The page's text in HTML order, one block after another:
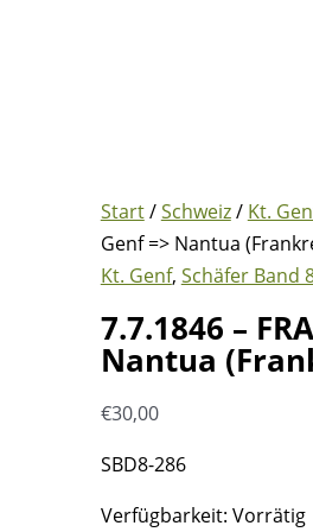
Start/Schweiz/ Kt.
Genf => Nantua
Kt. Genf, Schäfer Band
7.7.1846 –
Nantua
€30,00
SBD8-286
Verfügbarkeit: Vorrätig